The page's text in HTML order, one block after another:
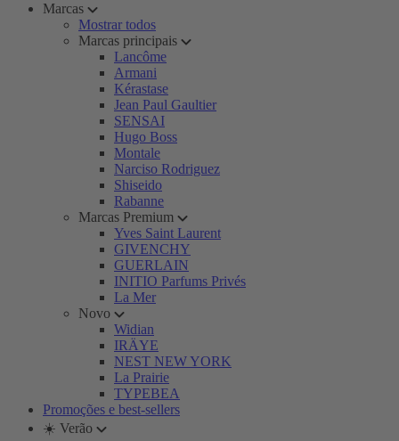
Marcas
Mostrar todos
Marcas principais
Lancôme
Armani
Kérastase
Jean Paul Gaultier
SENSAI
Hugo Boss
Montale
Narciso Rodriguez
Shiseido
Rabanne
Marcas Premium
Yves Saint Laurent
GIVENCHY
GUERLAIN
INITIO Parfums Privés
La Mer
Novo
Widian
IRÄYE
NEST NEW YORK
La Prairie
TYPEBEA
Promoções e best-sellers
☀️ Verão